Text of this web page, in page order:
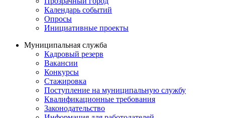
Календарь событий
Опросы
Инициативные проекты
Муниципальная служба
Кадровый резерв
Вакансии
Конкурсы
Стажировка
Поступление на муниципальную службу
Квалификационные требования
Законодательство